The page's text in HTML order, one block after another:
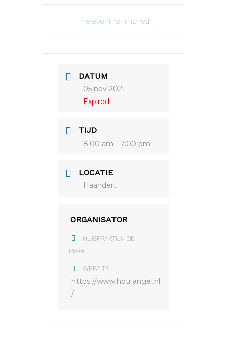
The event is finished.
DATUM
05 nov 2021
Expired!
TIJD
8:00 am - 7:00 pm
LOCATIE
Haandert
ORGANISATOR
HUISPRAKTIJK DE
TRIANGEL
WEBSITE
https://www.hptriangel.nl
/